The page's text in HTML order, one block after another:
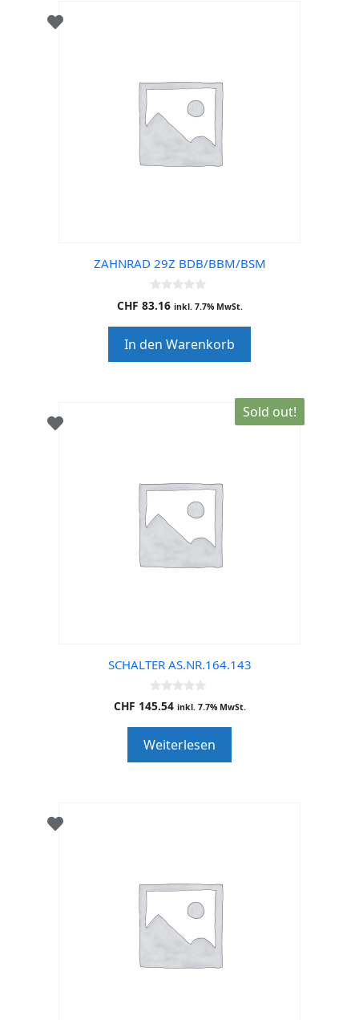
ZAHNRAD 29Z BDB/BBM/BSM
0
o
o
f
5
CHF 83.16 inkl. 7.7% MwSt.
In den Warenkorb
Sold out!
SCHALTER AS.NR.164.143
0
o
o
f
5
CHF 145.54 inkl. 7.7% MwSt.
Weiterlesen